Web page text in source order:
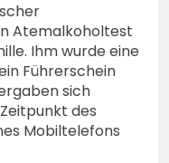
Atemalkoholtest
Ihm wurde eine
Führerschein
sich
des
Mobiltelefons